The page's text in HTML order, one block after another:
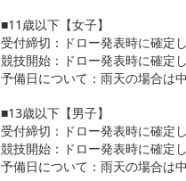
■11歳以下【女子】
受付締切：ドロー発表時に確定
競技開始：ドロー発表時に確定
予備日について：雨天の場合は
■13歳以下【男子】
受付締切：ドロー発表時に確定
競技開始：ドロー発表時に確定
予備日について：雨天の場合は